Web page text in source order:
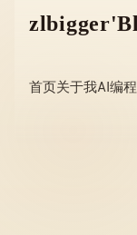
首页 关于我AI编程